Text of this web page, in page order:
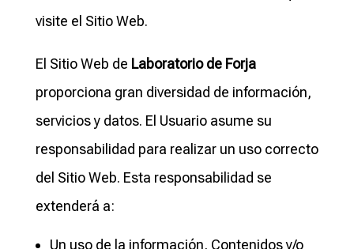
visite el Sitio Web.
El Sitio Web de Laboratorio de Forja
proporciona gran diversidad de información,
servicios y datos. El Usuario asume su
responsabilidad para realizar un uso correcto
del Sitio Web. Esta responsabilidad se
extenderá a:
Un uso de la información, Contenidos y/o